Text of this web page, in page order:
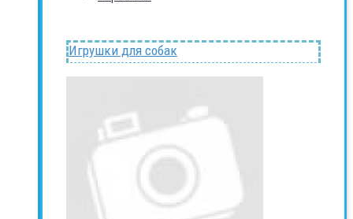
Игрушки для собак